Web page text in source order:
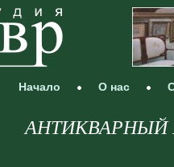
Начало О нас
АНТИКВАРНЫЙ